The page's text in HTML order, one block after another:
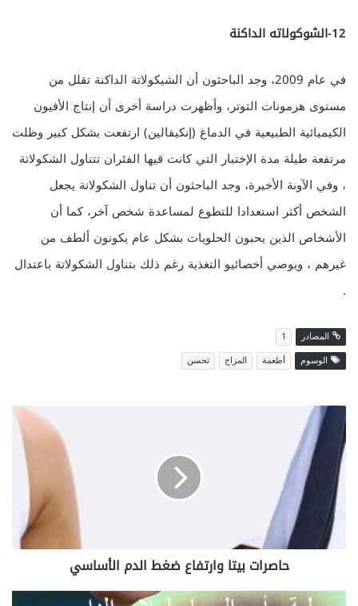
12-الشوكولاته الداكنة
في عام 2009، وجد الباحثون أن الشيكولاتة الداكنة تقلل من
مستوى هرمونات التوتر، وأظهرت دراسة أخرى أن إنتاج الأفيون
الكيميائية الطبيعية في الدماغ (إنكيفالين) ارتفعت بشكل كبير وظلت
مرتفعة طيلة مدة الإختبار التي كانت قيها الفئران تتناول الشكولاتة
، وفي الآونة الأخيرة، وجد الباحثون أن تناول الشكولاتة يجعل
الشخص أكثر استعدادا للتطوع لمساعدة شخص آخر، كما أن
الأشخاص الذين يحبون الحلويات بشكل عام يكونون ألطف من
غيرهم ، ويوصي أخصائيو التغذية رغم ذلك بتناول الشكولاتة باعتدال
.
المصادر
1
الوسوم
أطعمة المزاج تحسن
ح
ا
ص
ر
ت
حاصرات بيتا وارتفاع ضغط الدم الأساسي